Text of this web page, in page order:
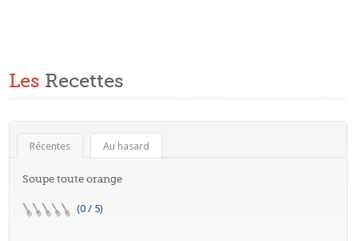
Les Recettes
Récentes Au hasard
Soupe toute orange
(0 / 5)